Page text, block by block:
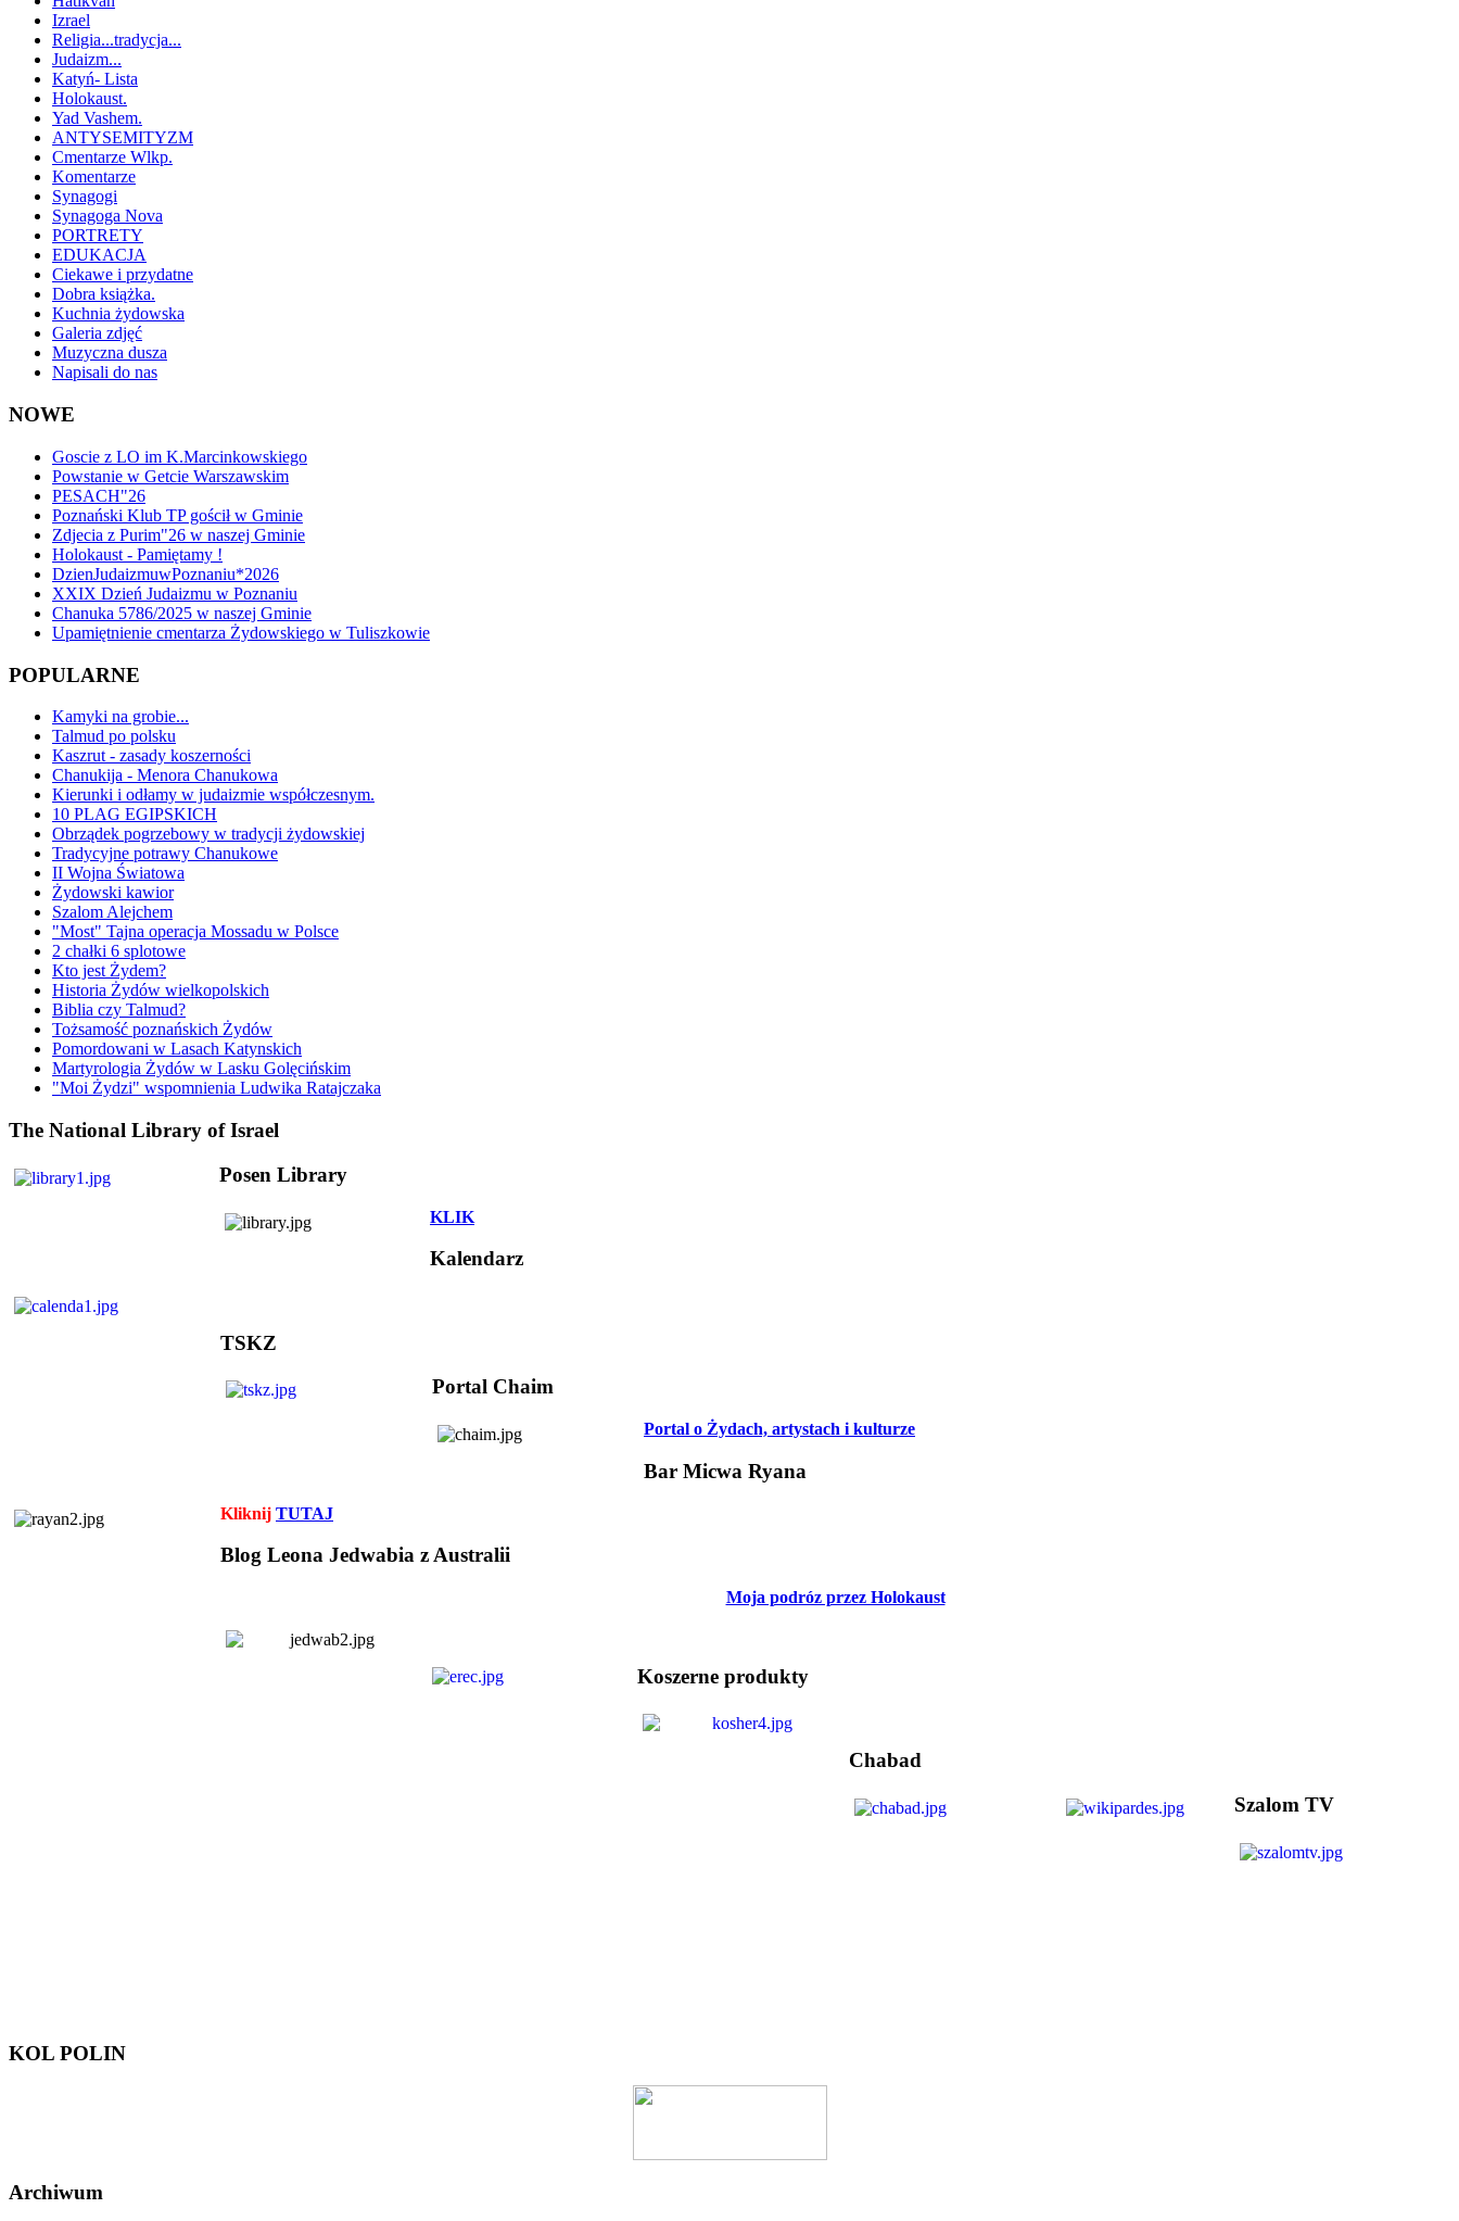
Izrael
Religia...tradycja...
Judaizm...
Katyń- Lista
Holokaust.
Yad Vashem.
ANTYSEMITYZM
Cmentarze Wlkp.
Komentarze
Synagogi
Synagoga Nova
PORTRETY
EDUKACJA
Ciekawe i przydatne
Dobra książka.
Kuchnia żydowska
Galeria zdjęć
Muzyczna dusza
Napisali do nas
NOWE
Goscie z LO im K.Marcinkowskiego
Powstanie w Getcie Warszawskim
PESACH"26
Poznański Klub TP gościł w Gminie
Zdjecia z Purim"26 w naszej Gminie
Holokaust - Pamiętamy !
DzienJudaizmuwPoznaniu*2026
XXIX Dzień Judaizmu w Poznaniu
Chanuka 5786/2025 w naszej Gminie
Upamiętnienie cmentarza Żydowskiego w Tuliszkowie
POPULARNE
Kamyki na grobie...
Talmud po polsku
Kaszrut - zasady koszerności
Chanukija - Menora Chanukowa
Kierunki i odłamy w judaizmie współczesnym.
10 PLAG EGIPSKICH
Obrządek pogrzebowy w tradycji żydowskiej
Tradycyjne potrawy Chanukowe
II Wojna Światowa
Żydowski kawior
Szalom Alejchem
"Most" Tajna operacja Mossadu w Polsce
2 chałki 6 splotowe
Kto jest Żydem?
Historia Żydów wielkopolskich
Biblia czy Talmud?
Tożsamość poznańskich Żydów
Pomordowani w Lasach Katynskich
Martyrologia Żydów w Lasku Golęcińskim
"Moi Żydzi" wspomnienia Ludwika Ratajczaka
The National Library of Israel
Posen Library
KLIK
Kalendarz
TSKZ
Portal Chaim
Portal o Żydach, artystach i kulturze
Bar Micwa Ryana
Kliknij TUTAJ
Blog Leona Jedwabia z Australii
Moja podróz przez Holokaust
Koszerne produkty
Chabad
Szalom TV
KOL POLIN
Archiwum